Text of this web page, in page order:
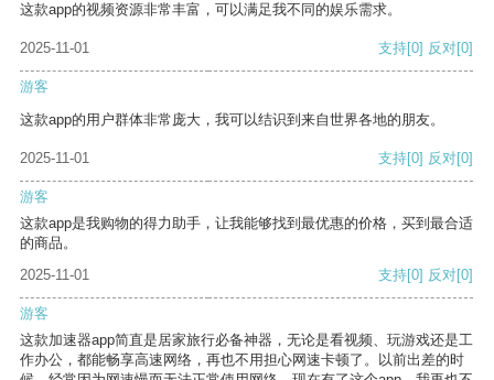
这款app的视频资源非常丰富，可以满足我不同的娱乐需求。
2025-11-01 支持[0] 反对[0]
游客
这款app的用户群体非常庞大，我可以结识到来自世界各地的朋友。
2025-11-01 支持[0] 反对[0]
游客
这款app是我购物的得力助手，让我能够找到最优惠的价格，买到最合适
的商品。
2025-11-01
支持[0] 反对[0]
游客
这款加速器app简直是居家旅行必备神器，无论是看视频、玩游戏还是工
作办公，都能畅享高速网络，再也不用担心网速卡顿了。以前出差的时